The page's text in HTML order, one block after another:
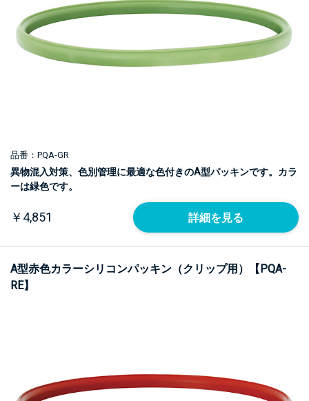
品番：PQA-GR
異物混入対策、色別管理に最適な色付きのA型パッキンです。カラ
ーは緑色です。
￥4,851 詳細を見る
A型赤色カラーシリコンパッキン（クリップ用）【PQA-
RE】